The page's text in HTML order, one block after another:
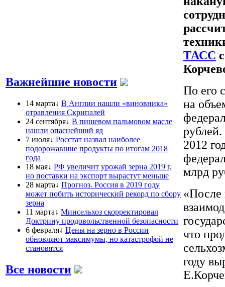
Важнейшие новости
14 марта↓ В Англии нашли «виновника»
отравления Скрипалей
24 сентября↓ В пищевом пальмовом масле
нашли опаснейший яд
7 июля↓ Росстат назвал наиболее
подорожавшие продукты по итогам 2018
года
18 мая↓ РФ увеличит урожай зерна 2019 г,
но поставки на экспорт вырастут меньше
28 марта↓ Прогноз. Россия в 2019 году
может побить исторический рекорд по сбору
зерна
11 марта↓ Минсельхоз скорректировал
Доктрину продовольственной безопасности
6 февраля↓ Цены на зерно в России
обновляют максимумы, но катастрофой не
становятся
Все новости
ТАСС
По его
на
2012
млрд
«После
что
году